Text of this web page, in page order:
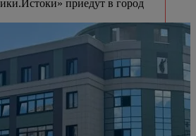
приедут в город